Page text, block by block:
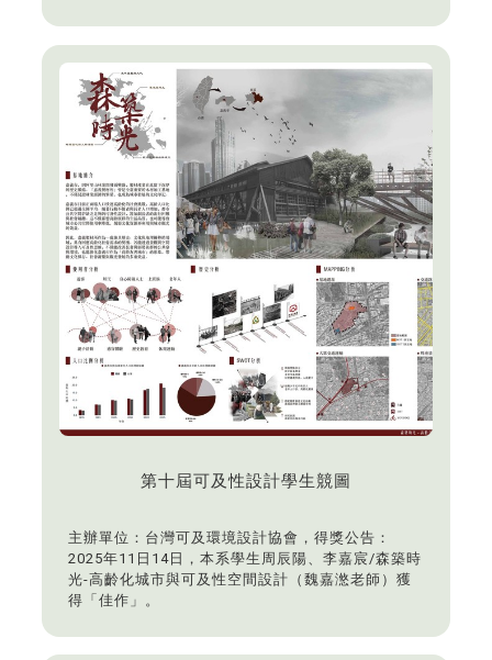
競賽組首獎，獲得2萬元獎金。
第十屆可及性設計學生競圖
主辦單位：台灣可及環境設計協會，得獎公告：
2025年11日14日，本系學生周辰陽、李嘉宸/森築時
光-高齡化城市與可及性空間設計（魏嘉滺老師）獲
得「佳作」。